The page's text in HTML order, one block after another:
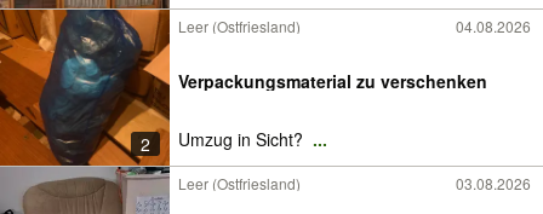
2
Leer (Ostfriesland) 04.08.2026
Verpackungsmaterial zu verschenken
Umzug in Sicht? ...
Leer (Ostfriesland) 03.08.2026